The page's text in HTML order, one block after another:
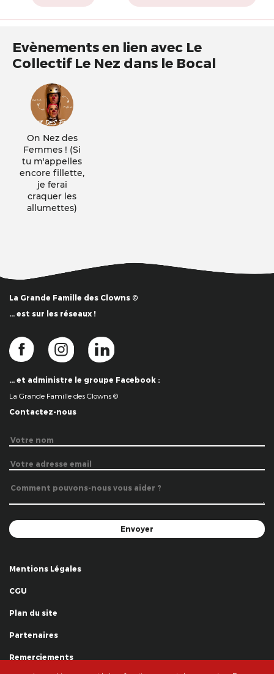
Evènements en lien avec Le
Collectif Le Nez dans le Bocal
On Nez des
Femmes ! (Si
tu m'appelles
encore fillette,
je ferai
craquer les
allumettes)
La Grande Famille des Clowns ©
… est sur les réseaux !
… et administre le groupe Facebook :
La Grande Famille des Clowns ©
Contactez-nous
Mentions Légales
CGU
Plan du site
Partenaires
Remerciements